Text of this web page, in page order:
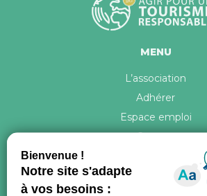
MENU
L’association
Adhérer
Espace emploi
Contact